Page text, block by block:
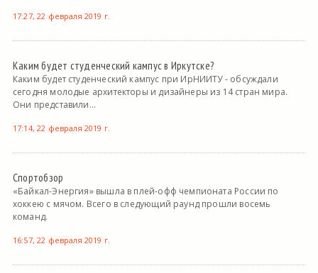
17:27, 22 февраля 2019 г.
Каким будет студенческий кампус в Иркутске?
Каким будет студенческий кампус при ИрНИИТУ - обсуждали
сегодня молодые архитекторы и дизайнеры из 14 стран мира.
Они представили...
17:14, 22 февраля 2019 г.
Спортобзор
«Байкал-Энергия» вышла в плей-офф чемпионата России по
хоккею с мячом. Всего в следующий раунд прошли восемь
команд.
16:57, 22 февраля 2019 г.